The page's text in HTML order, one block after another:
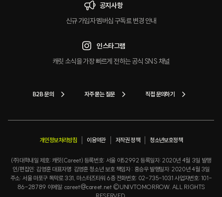
공지사항
신규 가입자 멤버십 구독료 변경 안내
인스타그램
캐릿 소식을 가장 빠르게 전하는 공식 SNS 채널
B2B 문의 자주 묻는 질문 직접 문의하기
개인정보처리방침 이용약관 저작권 정책 청소년보호정책
(주)대학내일 제호: 캐릿(Careet) 등록번호: 서울 아52992 등록일자: 2020년 4월 3일 발행
인/편집인: 김영훈 대표자명: 김영훈 청소년 보호 책임자 : 홍승우 발행일자: 2020년 4월 3일
주소: 서울 마포구 독막로 331, 마스터즈타워 6층 전화번호: 02-735-1031 사업자번호: 101-
86-28789 이메일: careet@careet.net ©UNIVTOMORROW. ALL RIGHTS